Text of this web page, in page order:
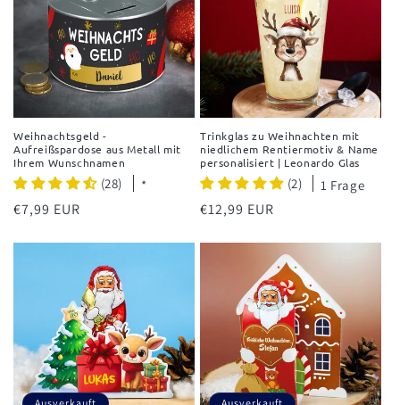
Weihnachtsgeld -
Aufreißspardose aus Metall mit
Ihrem Wunschnamen
(28) *
Normaler
€7,99 EUR
Trinkglas zu Weihnachten mit
niedlichem Rentiermotiv & Name
personalisiert | Leonardo Glas
(2) 1 Frage
Normaler
€12,99 EUR